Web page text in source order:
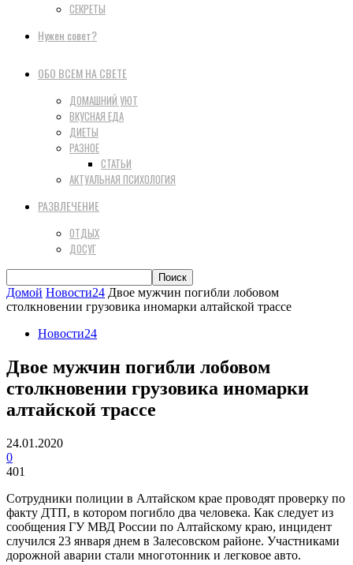
СЕКРЕТЫ
Нужен совет?
ОБО ВСЕМ НА СВЕТЕ
ДОМАШНИЙ УЮТ
ВКУСНАЯ ЕДА
ДИЕТЫ
РАЗНОЕ
СТАТЬИ
АКТУАЛЬНАЯ ПСИХОЛОГИЯ
РАЗВЛЕЧЕНИЕ
ОТДЫХ
ДОСУГ
Домой Новости24 Двое мужчин погибли лобовом
столкновении грузовика иномарки алтайской трассе
Новости24
Двое мужчин погибли лобовом
столкновении грузовика иномарки
алтайской трассе
24.01.2020
0
401
Сотрудники полиции в Алтайском крае проводят проверку по
факту ДТП, в котором погибло два человека. Как следует из
сообщения ГУ МВД России по Алтайскому краю, инцидент
случился 23 января днем в Залесовском районе. Участниками
дорожной аварии стали многотонник и легковое авто.